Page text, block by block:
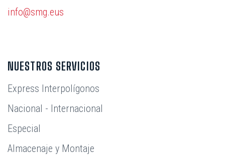
info@smg.eus
NUESTROS SERVICIOS
Express Interpolígonos
Nacional - Internacional
Especial
Almacenaje y Montaje